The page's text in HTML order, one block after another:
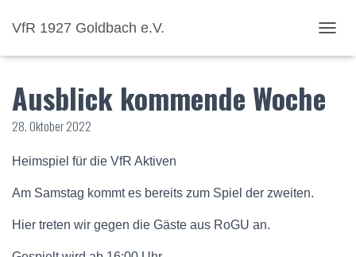
VfR 1927 Goldbach e.V.
Ausblick kommende Woche
28. Oktober 2022
Heimspiel für die VfR Aktiven
Am Samstag kommt es bereits zum Spiel der zweiten.
Hier treten wir gegen die Gäste aus RoGU an.